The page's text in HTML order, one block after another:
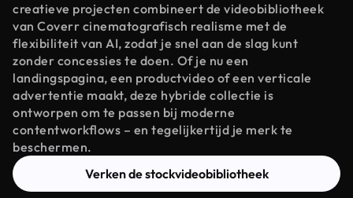
creatieve projecten combineert de videobibliotheek
van Coverr cinematografisch realisme met de
flexibiliteit van AI, zodat je snel aan de slag kunt
zonder concessies te doen. Of je nu een
landingspagina, een productvideo of een verticale
advertentie maakt, deze hybride collectie is
ontworpen om te passen bij moderne
contentworkflows – en tegelijkertijd je merk te
beschermen.
Verken de stockvideobibliotheek